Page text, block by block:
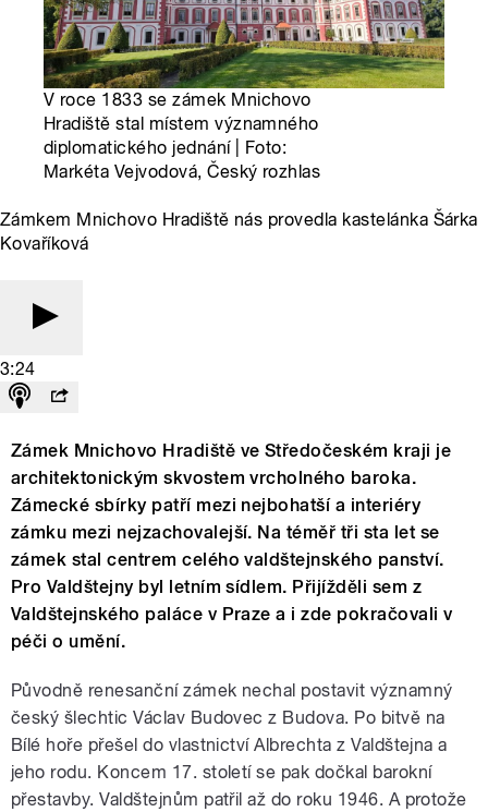
V roce 1833 se zámek Mnichovo
Hradiště stal místem významného
diplomatického jednání | Foto:
Markéta Vejvodová, Český rozhlas
Zámkem Mnichovo Hradiště nás provedla kastelánka Šárka
Kovaříková
3:24
Zámek Mnichovo Hradiště ve Středočeském kraji je
architektonickým skvostem vrcholného baroka.
Zámecké sbírky patří mezi nejbohatší a interiéry
zámku mezi nejzachovalejší. Na téměř tři sta let se
zámek stal centrem celého valdštejnského panství.
Pro Valdštejny byl letním sídlem. Přijížděli sem z
Valdštejnského paláce v Praze a i zde pokračovali v
péči o umění.
Původně renesanční zámek nechal postavit významný
český šlechtic Václav Budovec z Budova. Po bitvě na
Bílé hoře přešel do vlastnictví Albrechta z Valdštejna a
jeho rodu. Koncem 17. století se pak dočkal barokní
přestavby. Valdštejnům patřil až do roku 1946. A protože